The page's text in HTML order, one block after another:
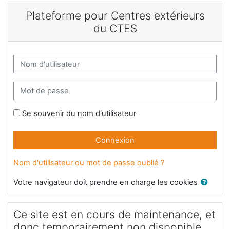
Passer au contenu principal
Plateforme pour Centres extérieurs
du CTES
Nom d'utilisateur
Mot de passe
Se souvenir du nom d'utilisateur
Connexion
Nom d'utilisateur ou mot de passe oublié ?
Votre navigateur doit prendre en charge les cookies
Ce site est en cours de maintenance, et